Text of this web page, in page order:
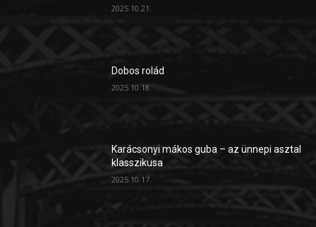
2025.10.21.
Dobos rolád
2025.10.18.
Karácsonyi mákos guba – az ünnepi asztal
klasszikusa
2025.10.17.